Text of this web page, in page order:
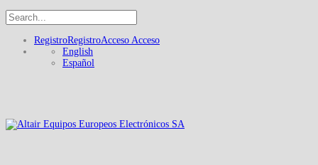
RegistroRegistroAcceso Acceso
English
Español